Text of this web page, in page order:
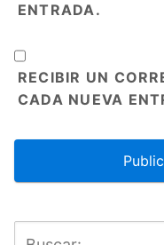
ENTRADA.
RECIBIR UN
CADA NUEVA